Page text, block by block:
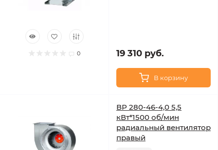
0 19 310 руб.
В корзину
ВР 280-46-4,0 5,5
кВт*1500 об/мин
радиальный вентилятор
правый